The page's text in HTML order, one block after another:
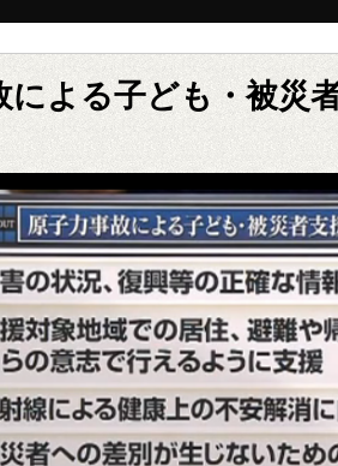
による子ども・被災